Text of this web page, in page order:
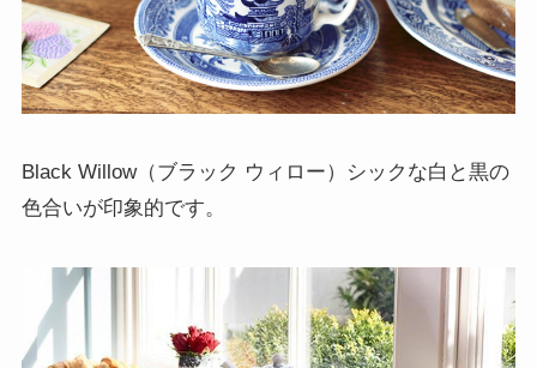
Black Willow（ブラック ウィロー）シックな白と黒の
色合いが印象的です。